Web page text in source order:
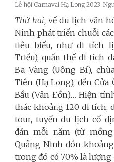
Lễ hội Carnaval Hạ Long
Thứ hai, về du lịch văn
Ninh phát triển chuỗi
tiêu biểu, như di tích
Triều), quần thể di tích
Ba Vàng (Uông Bí),
Tiên (Hạ Long), đền Cửa
Bầu (Vân Đồn)… Hiện
thác khoảng 120 di tích,
tour, tuyến du lịch cố
đán mỗi năm (từ
Quảng Ninh đón
trong đó có 70% là lượng